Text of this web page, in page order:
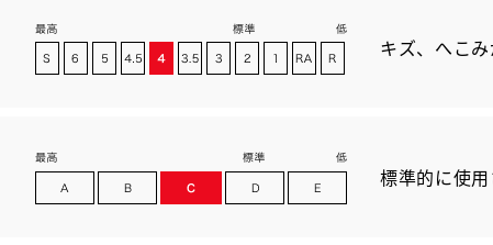
キズ、へこ
標準的に使